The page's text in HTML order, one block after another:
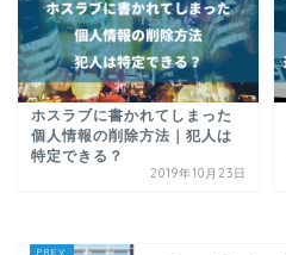
ホスラブに書かれてしまった
個人情報の削除方法｜犯人は
特定できる？
2019年10月23日